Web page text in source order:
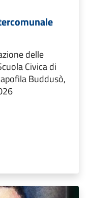
delle
Civica di
Buddusò,